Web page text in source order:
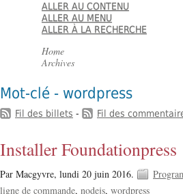
ALLER AU CONTENU
ALLER AU MENU
ALLER À LA RECHERCHE
Home
Archives
Mot-clé - wordpress
Fil des billets - Fil des
Installer Foundationpress
Par Macgyvre, lundi 20 juin 2016.
ligne de commande nodejs wordpress